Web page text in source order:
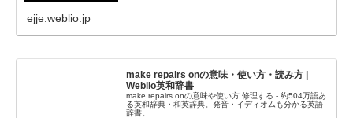
ejje.weblio.jp
make repairs onの意味・使い方・読み方 |
Weblio英和辞書
make repairs onの意味や使い方 修理する - 約504万語あ
る英和辞典・和英辞典。発音・イディオムも分かる英語
辞書。